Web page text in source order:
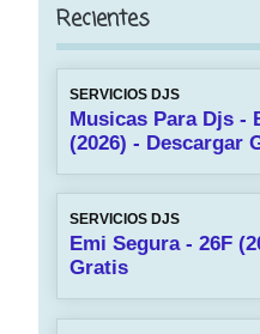
Recientes
SERVICIOS DJS
Musicas Para Djs -
(2026) - Descargar
SERVICIOS DJS
Emi Segura - 26F
Gratis